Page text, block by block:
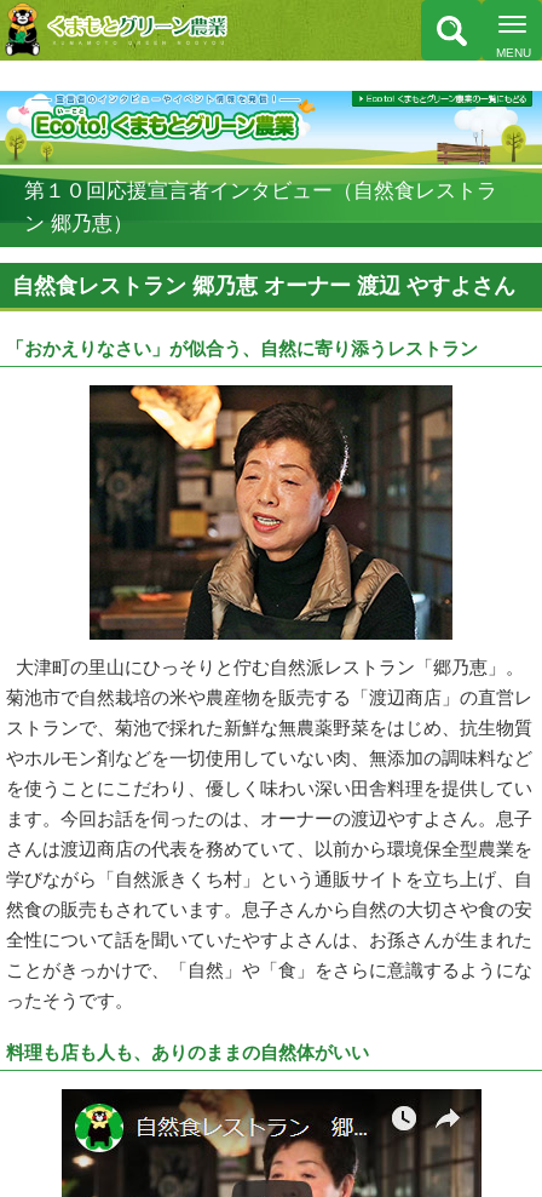
第１０回応援宣言者インタビュー（自然食レストラ
ン 郷乃恵）
自然食レストラン 郷乃恵 オーナー 渡辺 やすよさん
「おかえりなさい」が似合う、自然に寄り添うレストラン
大津町の里山にひっそりと佇む自然派レストラン「郷乃恵」。
菊池市で自然栽培の米や農産物を販売する「渡辺商店」の直営レ
ストランで、菊池で採れた新鮮な無農薬野菜をはじめ、抗生物質
やホルモン剤などを一切使用していない肉、無添加の調味料など
を使うことにこだわり、優しく味わい深い田舎料理を提供してい
ます。今回お話を伺ったのは、オーナーの渡辺やすよさん。息子
さんは渡辺商店の代表を務めていて、以前から環境保全型農業を
学びながら「自然派きくち村」という通販サイトを立ち上げ、自
然食の販売もされています。息子さんから自然の大切さや食の安
全性について話を聞いていたやすよさんは、お孫さんが生まれた
ことがきっかけで、「自然」や「食」をさらに意識するようにな
ったそうです。
料理も店も人も、ありのままの自然体がいい